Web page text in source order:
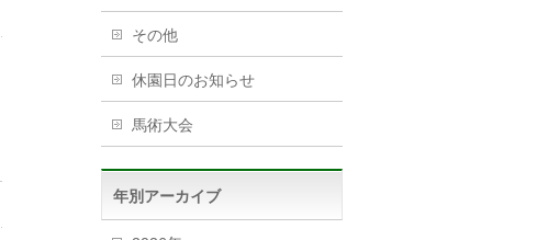
その他
休園日のお知らせ
馬術大会
年別アーカイブ